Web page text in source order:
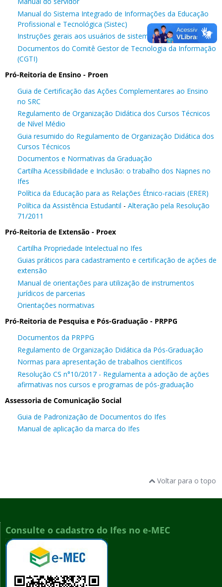
Manual do Sistema Integrado de Informações da Educação
Profissional e Tecnológica (Sistec)
Instruções gerais aos usuários de sistemas do Ifes
Documentos do Comitê Gestor de Tecnologia da Informação
(CGTI)
Pró-Reitoria de Ensino - Proen
Guia de Certificação das Ações Complementares ao Ensino
no SRC
Regulamento de Organização Didática dos Cursos Técnicos
de Nível Médio
Guia resumido do Regulamento de Organização Didática dos
Cursos Técnicos
Documentos e Normativas da Graduação
Cartilha Acessibilidade e Inclusão: o trabalho dos Napnes no
Ifes
Política da Educação para as Relações Étnico-raciais (ERER)
Política da Assistência Estudantil - Alteração pela Resolução
71/2011
Pró-Reitoria de Extensão - Proex
Cartilha Propriedade Intelectual no Ifes
Guias práticos para cadastramento e certificação de ações de
extensão
Manual de orientações para utilização de instrumentos
jurídicos de parcerias
Orientações normativas
Pró-Reitoria de Pesquisa e Pós-Graduação - PRPPG
Documentos da PRPPG
Regulamento de Organização Didática da Pós-Graduação
Normas para apresentação de trabalhos científicos
Resolução CS n°10/2017 - Regulamenta a adoção de ações
afirmativas nos cursos e programas de pós-graduação
Assessoria de Comunicação Social
Guia de Padronização de Documentos do Ifes
Manual de aplicação da marca do Ifes
Voltar para o topo
Consulte o cadastro do Ifes no e-MEC